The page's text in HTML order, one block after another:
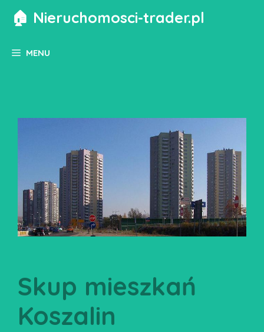
Przejdź
🏠 Nieruchomosci-trader.pl
MENU
Skup mieszkań
Koszalin